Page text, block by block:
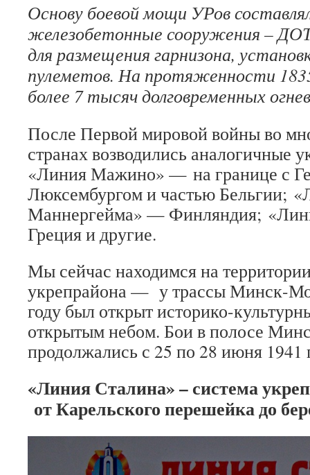
Основу боевой мощи УРов
железобетонные сооружения –
для размещения гарнизона,
пулеметов. На протяженности
более 7 тысяч долговременных
После Первой мировой войны во
странах возводились аналогичные
«Линия Мажино» — на границе с
Люксембургом и частью Бельгии;
Маннергейма» — Финляндия;
Греция и другие.
Мы сейчас находимся на
укрепрайона — у трассы Минск-
году был открыт историко-
открытым небом. Бои в полосе
продолжались с 25 по 28 июня 1941
«Линия Сталина» – система
от Карельского перешейка до